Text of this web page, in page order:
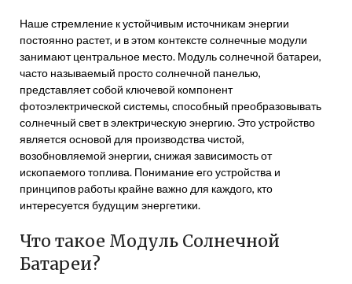
Наше стремление к устойчивым источникам энергии
постоянно растет, и в этом контексте солнечные модули
занимают центральное место. Модуль солнечной батареи,
часто называемый просто солнечной панелью,
представляет собой ключевой компонент
фотоэлектрической системы, способный преобразовывать
солнечный свет в электрическую энергию. Это устройство
является основой для производства чистой,
возобновляемой энергии, снижая зависимость от
ископаемого топлива. Понимание его устройства и
принципов работы крайне важно для каждого, кто
интересуется будущим энергетики.
Что такое Модуль Солнечной
Батареи?